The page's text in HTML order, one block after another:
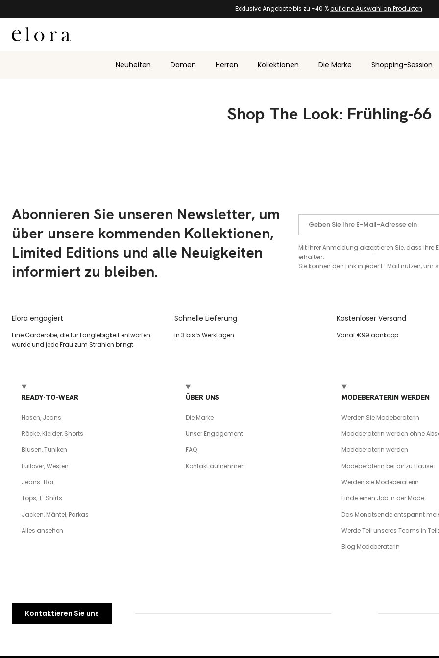
Exklusive Angebote bis zu -40 %auf eine Auswahl an Produkten.
Neuheiten Damen Herren Kollektionen Die Marke Shopping-Session
Shop The Look: Frühling-66
Abonnieren Sie unseren Newsletter, um
über unsere kommenden Kollektionen,
Limited Editions und alle Neuigkeiten
informiert zu bleiben.
Mit Ihrer Anmeldung akzeptieren Sie, dass
erhalten.
Sie können den Link in jeder E-Mail nutzen, um
Elora engagiert
Eine Garderobe, die für Langlebigkeit entworfen
wurde und jede Frau zum Strahlen bringt.
Schnelle Lieferung
in 3 bis 5 Werktagen
Kostenloser Versand
Vanaf €99 aankoop
READY-TO-WEAR
Hosen, Jeans
Röcke, Kleider, Shorts
Blusen, Tuniken
Pullover, Westen
Jeans-Bar
Tops, T-Shirts
Jacken, Mäntel, Parkas
Alles ansehen
ÜBER UNS
Die Marke
Unser Engagement
FAQ
Kontakt aufnehmen
MODEBERATERIN WERDEN
Werden Sie Modeberaterin
Modeberaterin werden ohne
Modeberaterin werden
Modeberaterin bei dir zu Hause
Werden sie Modeberaterin
Finde einen Job in der Mode
Das Monatsende entspannt
Werde Teil unseres Teams in
Blog Modeberaterin
Kontaktieren Sie uns